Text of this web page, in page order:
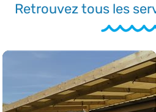
Retrouvez tous les